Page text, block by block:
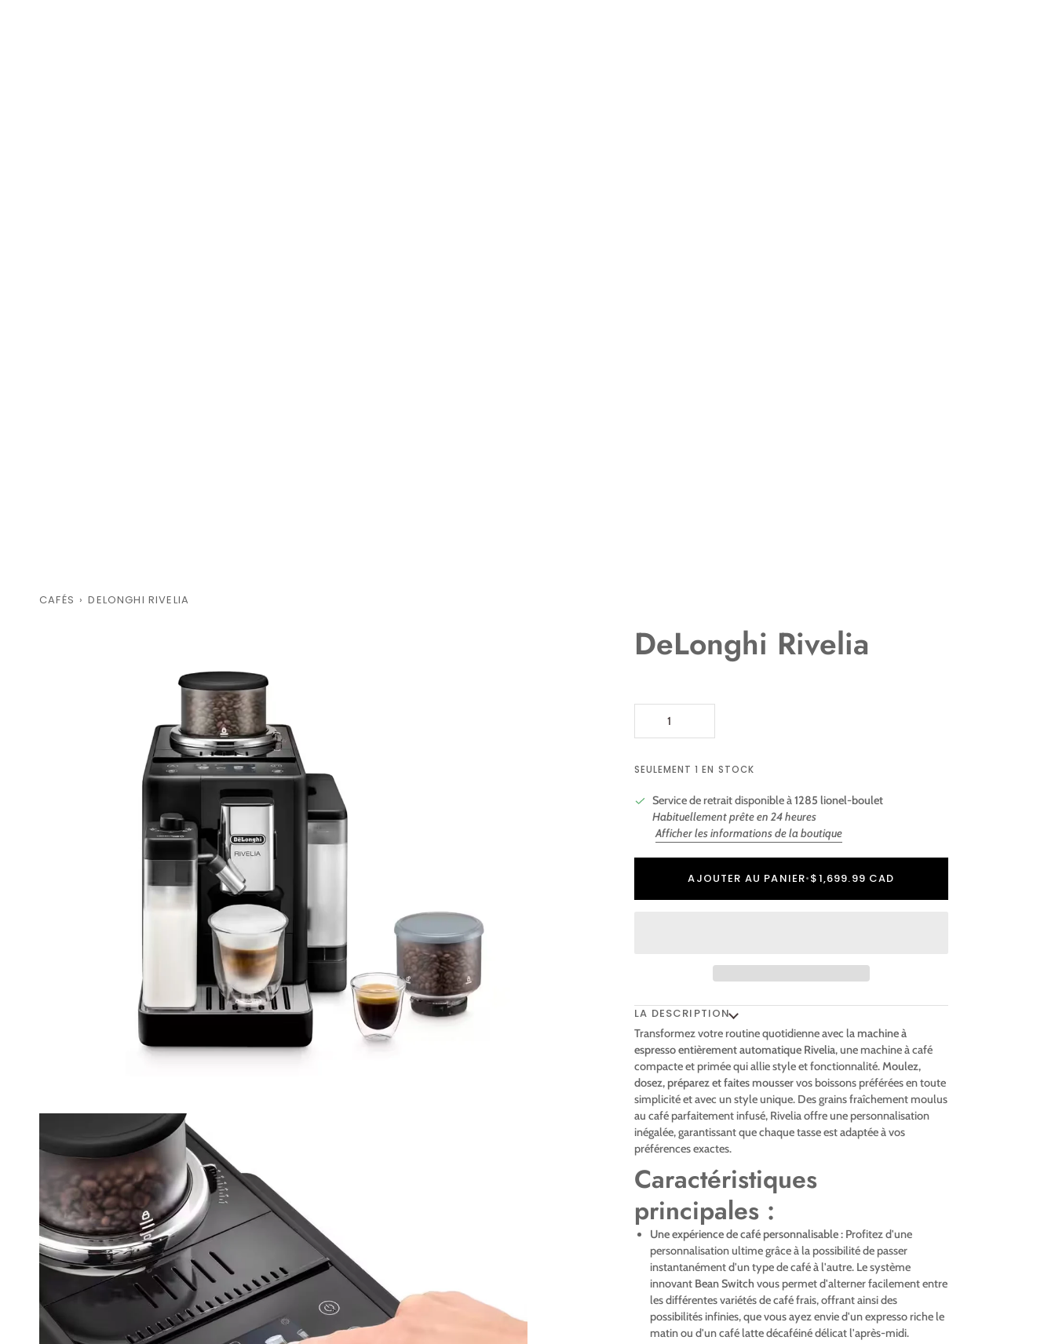
CAFÉS › DELONGHI RIVELIA
DeLonghi Rivelia
SEULEMENT 1 EN STOCK
Service de retrait disponible à1285 lionel-boulet
Habituellement prête en 24 heures
Afficher les informations de la boutique
AJOUTER AU PANIER•$1,699.99 CAD
LA DESCRIPTION
Transformez votre routine quotidienne avec la machine à
espresso entièrement automatique Rivelia, une machine à café
compacte et primée qui allie style et fonctionnalité.Moulez,
dosez, préparez et faites mousservos boissons préférées en toute
simplicité et avec un style unique. Des grains fraîchement moulus
au café parfaitement infusé, Rivelia offre une personnalisation
inégalée, garantissant que chaque tasse est adaptée à vos
préférences exactes.
Caractéristiques
principales :
Une expérience de café personnalisable : Profitez d'une
personnalisation ultime grâce à la possibilité de passer
instantanément d'un type de café à l'autre. Le système
innovant Bean Switchvous permet d'alterner facilement entre
les différentes variétés de café frais, offrant ainsi des
possibilités infinies, que vous ayez envie d'un expresso riche le
matin ou d'un café latte décaféiné délicat l'après-midi.